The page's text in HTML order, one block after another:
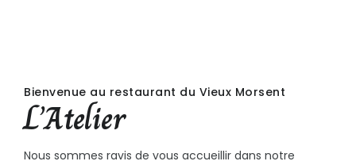
Bienvenue au restaurant du Vieux Morsent
L’Atelier
Nous sommes ravis de vous accueillir dans notre